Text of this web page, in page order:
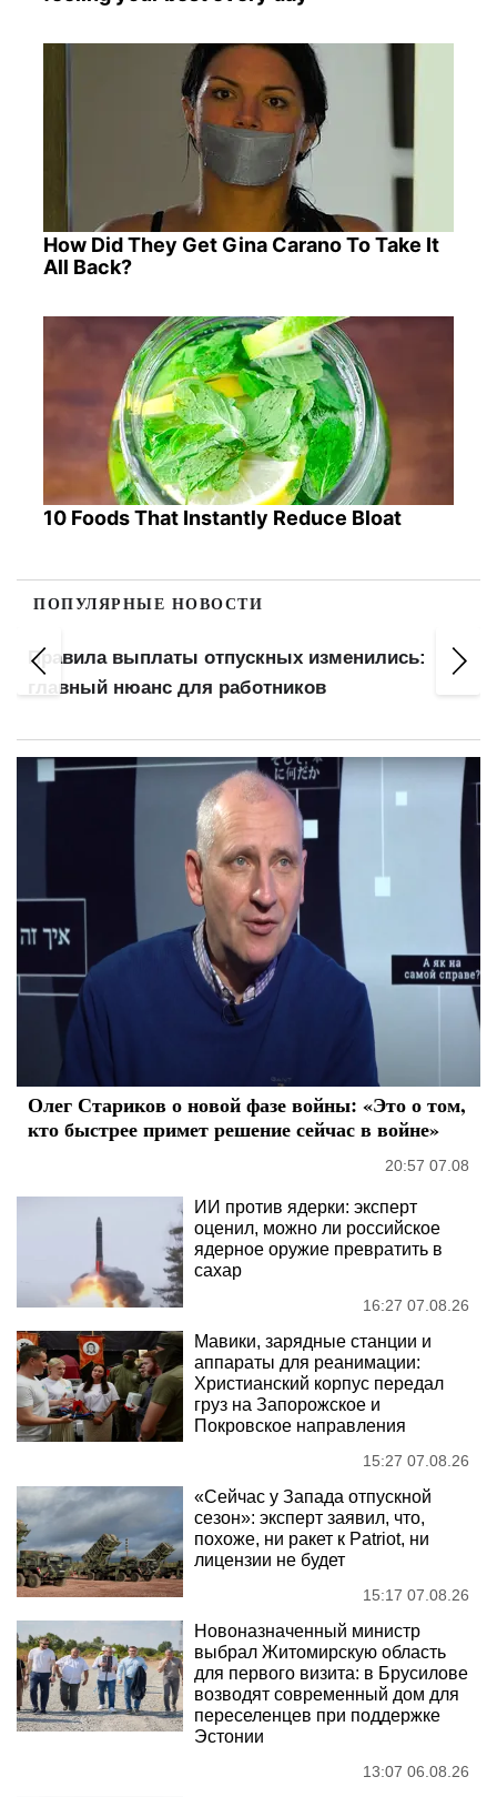
How Did They Get Gina Carano To Take It
All Back?
10 Foods That Instantly Reduce Bloat
ПОПУЛЯРНЫЕ НОВОСТИ
Правила выплаты отпускных изменились:
главный нюанс для работников
Олег Стариков о новой фазе войны: «Это о том,
кто быстрее примет решение сейчас в войне»
20:57 07.08
ИИ против ядерки: эксперт
оценил, можно ли российское
ядерное оружие превратить в
сахар
16:27 07.08.26
Мавики, зарядные станции и
аппараты для реанимации:
Христианский корпус передал
груз на Запорожское и
Покровское направления
15:27 07.08.26
«Сейчас у Запада отпускной
сезон»: эксперт заявил, что,
похоже, ни ракет к Patriot, ни
лицензии не будет
15:17 07.08.26
Новоназначенный министр
выбрал Житомирскую область
для первого визита: в Брусилове
возводят современный дом для
переселенцев при поддержке
Эстонии
13:07 06.08.26